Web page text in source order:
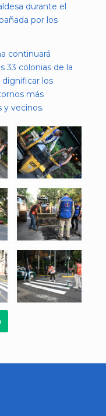
durante el
por los
continuará
33 colonias de la
los
más
y vecinos.